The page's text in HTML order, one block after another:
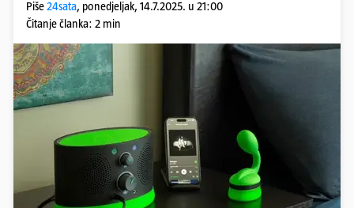
Piše24sata, ponedjeljak, 14.7.2025. u 21:00
Čitanje članka: 2 min